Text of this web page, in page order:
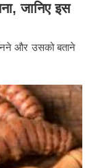
जानिए इस
और उसको बताने